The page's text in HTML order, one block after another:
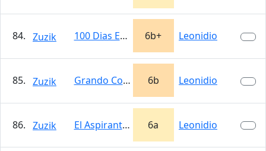
84. Zuzik 100 Dias En Leonidio 6b+ Leonidio
85. Zuzik Grando Comercial 6b Leonidio
86. Zuzik El Aspirante Vangelis 6a Leonidio